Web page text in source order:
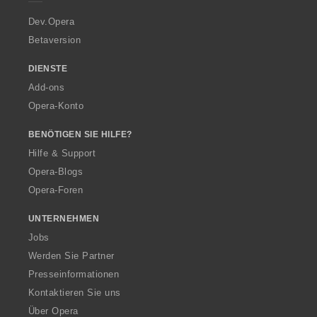
a
Dev.Opera
Betaversion
DIENSTE
Add-ons
Opera-Konto
BENÖTIGEN SIE HILFE?
Hilfe & Support
Opera-Blogs
Opera-Foren
UNTERNEHMEN
Jobs
Werden Sie Partner
Presseinformationen
Kontaktieren Sie uns
Über Opera